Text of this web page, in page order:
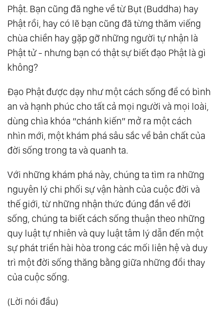
Phật. Bạn cũng đã nghe về từ Bụt (Buddha) hay
Phật rồi, hay có lẽ bạn cũng đã từng thăm viếng
chùa chiền hay gặp gỡ những người tự nhận là
Phật tử - nhưng bạn có thật sự biết đạo Phật là gì
không?
Đạo Phật được dạy như một cách sống để có bình
an và hạnh phúc cho tất cả mọi người và mọi loài,
dùng chìa khóa “chánh kiến” mở ra một cách
nhìn mới, một khám phá sâu sắc về bản chất của
đời sống trong ta và quanh ta.
Với những khám phá này, chúng ta tìm ra những
nguyên lý chi phối sự vận hành của cuộc đời và
thế giới, từ những nhận thức đúng đắn về đời
sống, chúng ta biết cách sống thuận theo những
quy luật tự nhiên và quy luật tâm lý dẫn đến một
sự phát triển hài hòa trong các mối liên hệ và duy
trì một đời sống thăng bằng giữa những đổi thay
của cuộc sống.
(Lời nói đầu)